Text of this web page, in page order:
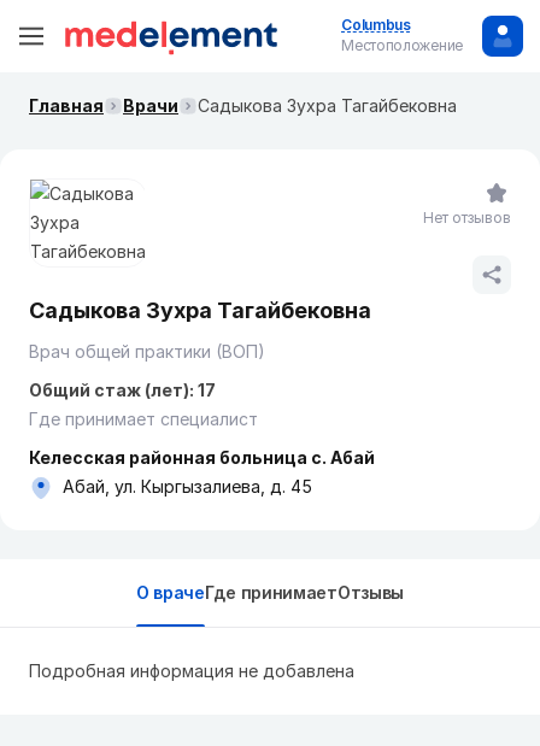
Columbus
Местоположение
Главная Врачи Садыкова Зухра Тагайбековна
Садыкова Зухра Тагайбековна
Врач общей практики (ВОП)
Общий стаж (лет): 17
Где принимает специалист
Келесская районная больница с. Абай
Абай, ул. Кыргызалиева, д. 45
Нет отзывов
О врачеГде принимаетОтзывы
Подробная информация не добавлена